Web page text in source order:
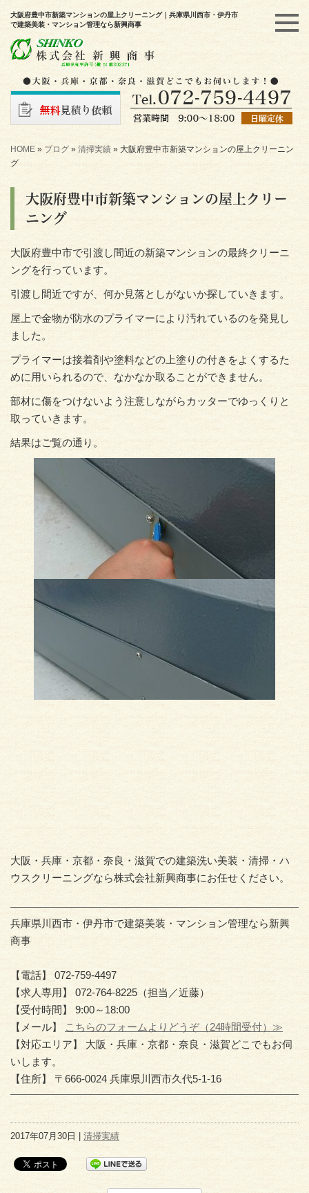
大阪府豊中市新築マンションの屋上クリーニング｜兵庫県川西市・伊丹市
で建築美装・マンション管理なら新興商事
HOME » ブログ» 清掃実績 » 大阪府豊中市新築マンションの屋上クリーニン
グ
大阪府豊中市新築マンションの屋上クリー
ニング
大阪府豊中市で引渡し間近の新築マンションの最終クリーニ
ングを行っています。
引渡し間近ですが、何か見落としがないか探していきます。
屋上で金物が防水のプライマーにより汚れているのを発見し
ました。
プライマーは接着剤や塗料などの上塗りの付きをよくするた
めに用いられるので、なかなか取ることができません。
部材に傷をつけないよう注意しながらカッターでゆっくりと
取っていきます。
結果はご覧の通り。
大阪・兵庫・京都・奈良・滋賀での建築洗い美装・清掃・ハ
ウスクリーニングなら株式会社新興商事にお任せください。
兵庫県川西市・伊丹市で建築美装・マンション管理なら新興
商事
【電話】 072-759-4497
【求人専用】 072-764-8225（担当／近藤）
【受付時間】 9:00～18:00
【メール】 こちらのフォームよりどうぞ（24時間受付）≫
【対応エリア】 大阪・兵庫・京都・奈良・滋賀どこでもお伺
いします。
【住所】 〒666-0024 兵庫県川西市久代5-1-16
2017年07月30日 | 清掃実績